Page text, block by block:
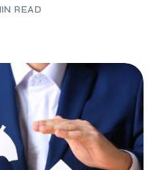
READ